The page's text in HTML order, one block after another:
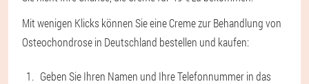
Mit wenigen Klicks können Sie eine Creme zur Behandlung von
Osteochondrose in Deutschland bestellen und kaufen:
Geben Sie Ihren Namen und Ihre Telefonnummer in das